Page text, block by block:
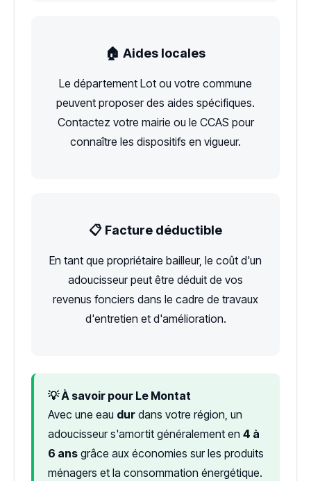
🏠 Aides locales
Le département Lot ou votre commune
peuvent proposer des aides spécifiques.
Contactez votre mairie ou le CCAS pour
connaître les dispositifs en vigueur.
📋 Facture déductible
En tant que propriétaire bailleur, le coût d'un
adoucisseur peut être déduit de vos
revenus fonciers dans le cadre de travaux
d'entretien et d'amélioration.
💡 À savoir pour Le Montat
Avec une eau dur dans votre région, un
adoucisseur s'amortit généralement en 4 à
6 ans grâce aux économies sur les produits
ménagers et la consommation énergétique.